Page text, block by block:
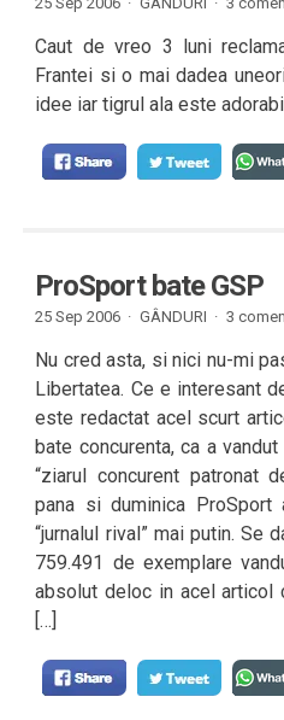
Caut de vreo 3 luni
Frantei si o mai dadea
idee iar tigrul ala este
ProSport bate GSP
25 Sep 2006 · GÂNDURI · 3
Nu cred asta, si nici nu-mi
Libertatea. Ce e interesant
este redactat acel scurt
bate concurenta, ca a
“ziarul concurent patronat
pana si duminica
“jurnalul rival” mai putin. Se
759.491 de exemplare
absolut deloc in acel articol
[…]